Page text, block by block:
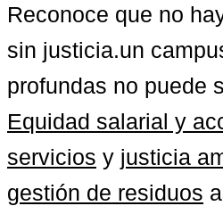
Reconoce que no
sin justicia.un
Equidad salarial y
servicios y justicia
gestión de residuos